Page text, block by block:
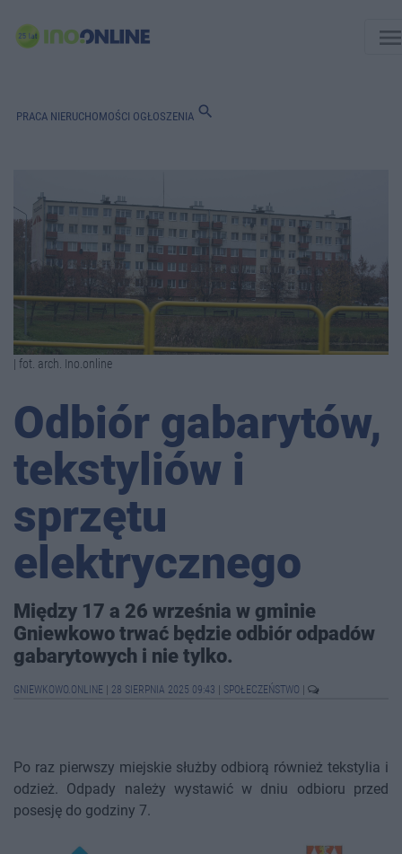
PRACA NIERUCHOMOŚCI OGŁOSZENIA search
| fot. arch. Ino.online
Odbiór gabarytów,
tekstyliów i
sprzętu
elektrycznego
Między 17 a 26 września w gminie
Gniewkowo trwać będzie odbiór odpadów
gabarytowych i nie tylko.
GNIEWKOWO.ONLINE 28 SIERPNIA 2025 09:43 SPOŁECZEŃSTWO
Po raz pierwszy miejskie służby odbiorą również tekstylia i
odzież. Odpady należy wystawić w dniu odbioru przed
posesję do godziny 7.